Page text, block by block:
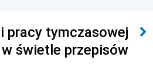
pracy tymczasowej
świetle przepisów